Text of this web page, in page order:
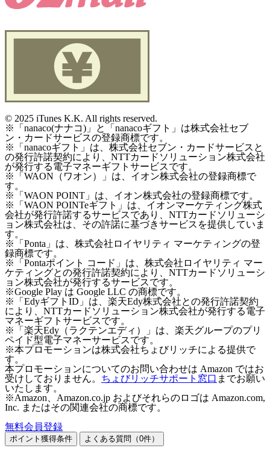
© 2025 iTunes K.K. All rights reserved.
※「nanaco(ナナコ)」と「nanacoギフト」は株式会社セブ
ン・カードサービスの登録商標です。
※「nanacoギフト」は、株式会社セブン・カードサービスと
の発行許諾契約により、NTTカードソリューション株式会社
が発行する電子マネーギフトサービスです。
※「WAON（ワオン）」は、イオン株式会社の登録商標で
す。
※「WAON POINT」は、イオン株式会社の登録商標です。
※「WAON POINTeギフト」は、イオンマーケティング株式
会社が発行許諾するサービスであり、NTTカードソリューシ
ョン株式会社は、その許諾に基づきサービスを提供していま
す。
※「Ponta」は、株式会社ロイヤリティ マーケティングの登
録商標です。
※「Pontaポイント コード」は、株式会社ロイヤリティ マー
ケティングとの発行許諾契約により、NTTカードソリューシ
ョン株式会社が発行するサービスです。
※Google Play は Google LLC の商標です。
※「EdyギフトID」は、楽天Edy株式会社との発行許諾契約
により、NTTカードソリューション株式会社が発行する電子
マネーギフトサービスです。
※「楽天Edy（ラクテンエディ）」は、楽天グループのプリ
ペイド型電子マネーサービスです。
※本プロモーションは株式会社ちょびリッチによる提供で
す。
本プロモーションについてのお問い合わせは Amazon ではお
受けしておりません。 ちょびリッチサポート窓口 までお願い
いたします。
※Amazon、Amazon.co.jp およびそれらのロゴは Amazon.com,
Inc. またはその関連会社の商標です。
無料会員登録
ポイント獲得条件 よくある質問（0件）